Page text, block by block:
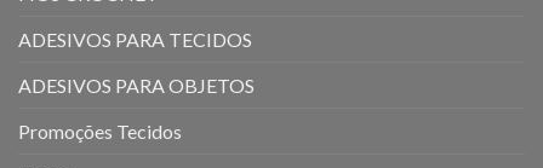
ADESIVOS PARA TECIDOS
ADESIVOS PARA OBJETOS
Promoções Tecidos